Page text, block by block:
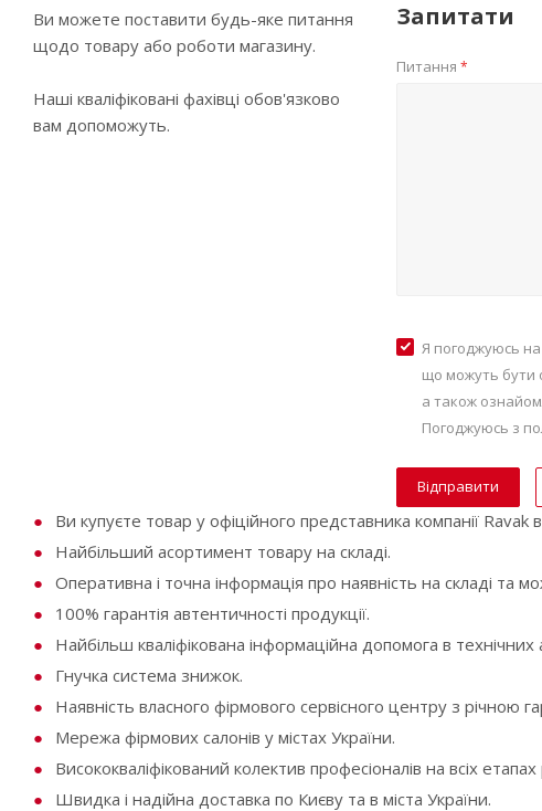
Ви можете поставити будь-яке питання
щодо товару або роботи магазину.
Наші кваліфіковані фахівці обов'язково
вам допоможуть.
Запитати
Питання *
Я погоджуюсь
що можуть бути
а також
Погоджуюсь з
Ви купуєте товар у офіційного представника компанії Ravak в
Найбільший асортимент товару на складі.
Оперативна і точна інформація про наявність на складі та
100% гарантія автентичності продукції.
Найбільш кваліфікована інформаційна допомога в
Гнучка система знижок.
Наявність власного фірмового сервісного центру з річною
Мережа фірмових салонів у містах України.
Висококваліфікований колектив професіоналів на всіх
Швидка і надійна доставка по Києву та в міста України.